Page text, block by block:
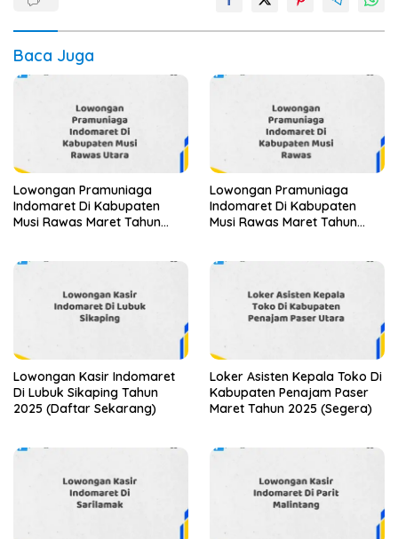
Baca Juga
Lowongan Pramuniaga
Indomaret Di Kabupaten
Musi Rawas Maret Tahun
Lowongan Pramuniaga
Indomaret Di Kabupaten
Musi Rawas Maret Tahun
Lowongan Kasir Indomaret
Di Lubuk Sikaping Tahun
2025 (Daftar Sekarang)
Loker Asisten Kepala Toko Di
Kabupaten Penajam Paser
Maret Tahun 2025 (Segera)